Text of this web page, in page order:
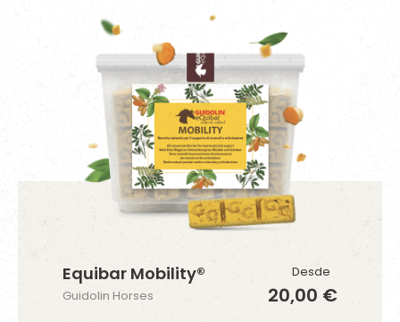
Equibar Mobility®
Guidolin Horses
Desde
20,00 €